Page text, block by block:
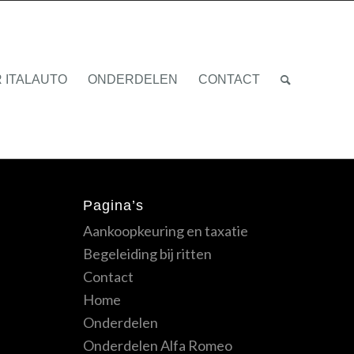
ITALAUTO ONDERDELEN CONTACT
Pagina’s
Aankoopkeuring en taxatie
Begeleiding bij ritten
Contact
Home
Onderdelen
Onderdelen Alfa Romeo